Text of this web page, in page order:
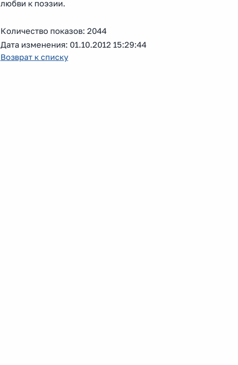
любви к поэзии.
Количество показов: 2044
Дата изменения: 01.10.2012 15:29:44
Возврат к списку